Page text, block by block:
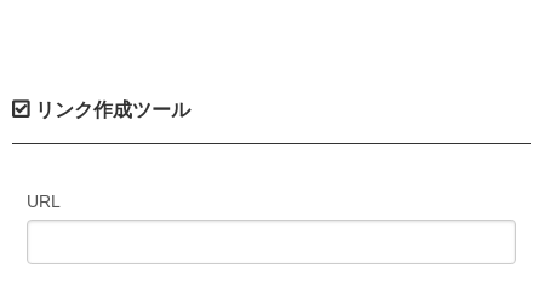
リンク作成ツール
URL